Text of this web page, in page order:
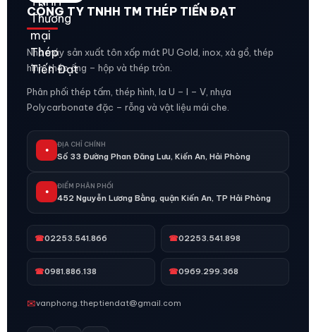
CÔNG TY TNHH TM THÉP TIẾN ĐẠT
Nhà máy sản xuất tôn xốp mát PU Gold, inox, xà gồ, thép
hình, thép ống – hộp và thép tròn.
Phân phối thép tấm, thép hình, la U – I – V, nhựa
Polycarbonate đặc – rỗng và vật liệu mái che.
●
ĐỊA CHỈ CHÍNH
Số 33 Đường Phan Đăng Lưu, Kiến An, Hải Phòng
●
ĐIỂM PHÂN PHỐI
452 Nguyễn Lương Bằng, quận Kiến An, TP Hải Phòng
☎02253.541.866 ☎02253.541.898
☎0981.886.138 ☎0969.299.368
✉vanphong.theptiendat@gmail.com